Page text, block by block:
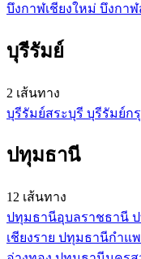
บึงกาฬเชียงใหม่ บึงกาฬ
บุรีรัมย์
2 เส้นทาง
บุรีรัมย์สระบุรี บุรีรัมย์ก
ปทุมธานี
12 เส้นทาง
ปทุมธานีอุบลราชธานี
เชียงราย ปทุมธานีกำแ